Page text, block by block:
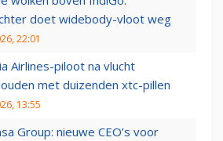
doet widebody-vloot weg
22:01
Airlines-piloot na vlucht
met duizenden xtc-pillen
13:55
Group: nieuwe CEO’s voor